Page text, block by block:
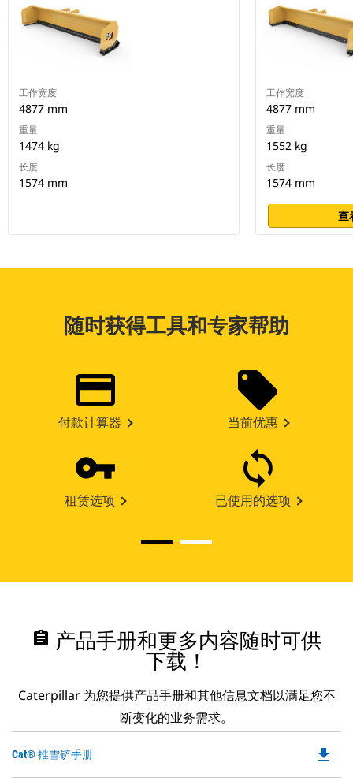
工作宽度
4877 mm
重量
1474 kg
长度
1574 mm
工作宽度
4877 mm
重量
1552 kg
长度
1574 mm
查
随时获得工具和专家帮助
付款计算器 当前优惠
租赁选项 已使用的选项
assignment 产品手册和更多内容随时可供
下载！
Caterpillar 为您提供产品手册和其他信息文档以满足您不
断变化的业务需求。
Cat® 推雪铲手册 file_download